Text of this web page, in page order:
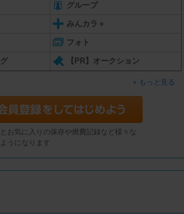
グループ
みんカラ＋
フォト
【PR】オークション
もっと見る
お気に入りの保存や燃費記録など様々な
うになります